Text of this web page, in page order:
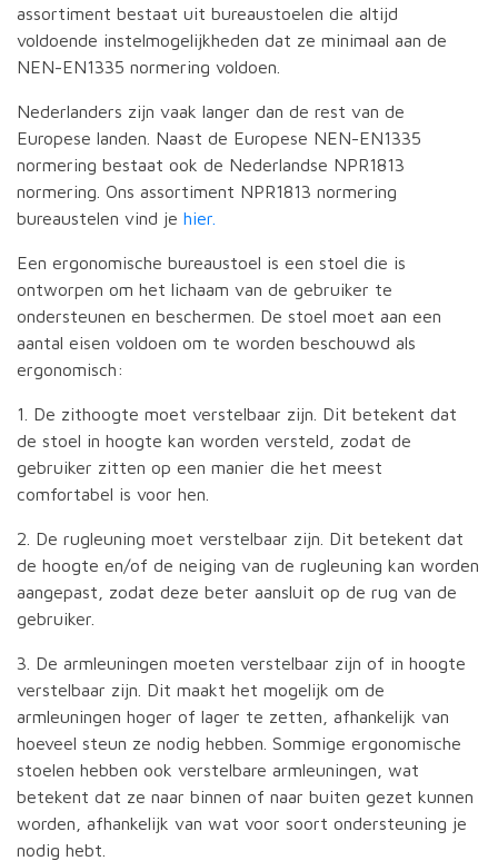
assortiment bestaat uit bureaustoelen die altijd
voldoende instelmogelijkheden dat ze minimaal aan de
NEN-EN1335 normering voldoen.
Nederlanders zijn vaak langer dan de rest van de
Europese landen. Naast de Europese NEN-EN1335
normering bestaat ook de Nederlandse NPR1813
normering. Ons assortiment NPR1813 normering
bureaustelen vind je hier.
Een ergonomische bureaustoel is een stoel die is
ontworpen om het lichaam van de gebruiker te
ondersteunen en beschermen. De stoel moet aan een
aantal eisen voldoen om te worden beschouwd als
ergonomisch:
1. De zithoogte moet verstelbaar zijn. Dit betekent dat
de stoel in hoogte kan worden versteld, zodat de
gebruiker zitten op een manier die het meest
comfortabel is voor hen.
2. De rugleuning moet verstelbaar zijn. Dit betekent dat
de hoogte en/of de neiging van de rugleuning kan worden
aangepast, zodat deze beter aansluit op de rug van de
gebruiker.
3. De armleuningen moeten verstelbaar zijn of in hoogte
verstelbaar zijn. Dit maakt het mogelijk om de
armleuningen hoger of lager te zetten, afhankelijk van
hoeveel steun ze nodig hebben. Sommige ergonomische
stoelen hebben ook verstelbare armleuningen, wat
betekent dat ze naar binnen of naar buiten gezet kunnen
worden, afhankelijk van wat voor soort ondersteuning je
nodig hebt.